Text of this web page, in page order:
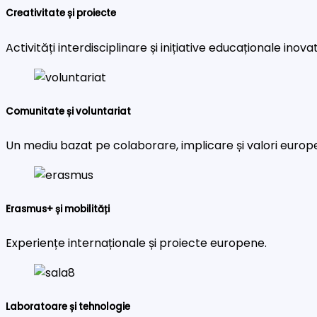
Creativitate și proiecte
Activități interdisciplinare și inițiative educaționale
Comunitate și voluntariat
Un mediu bazat pe colaborare, implicare și valori
Erasmus+ și mobilități
Experiențe internaționale și proiecte europene.
Laboratoare și tehnologie